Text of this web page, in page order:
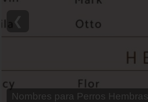
Nombre para Parejas de Gatos